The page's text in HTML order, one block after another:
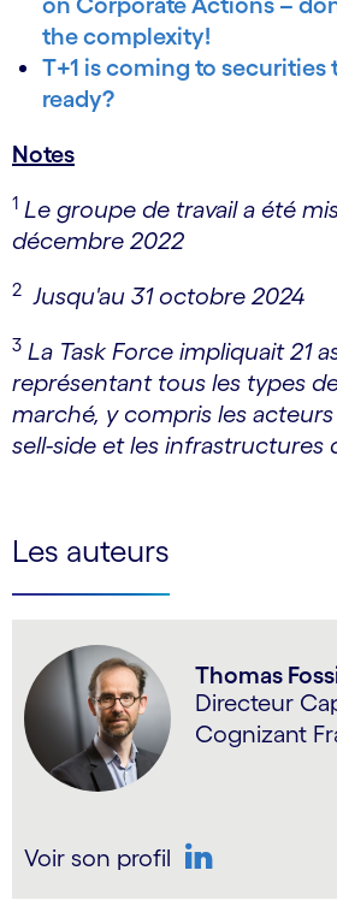
the complexity!
T+1 is coming to
ready?
Notes
1 Le groupe de travail a été
décembre 2022
2 Jusqu'au 31 octobre 2024
3 La Task Force impliquait 21
représentant tous les types
marché, y compris les
sell-side et les infrastructures
Les auteurs
Thomas
Directeur
Cognizant
Voir son profil